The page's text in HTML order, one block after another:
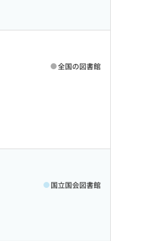
全国の図書館
国立国会図書館